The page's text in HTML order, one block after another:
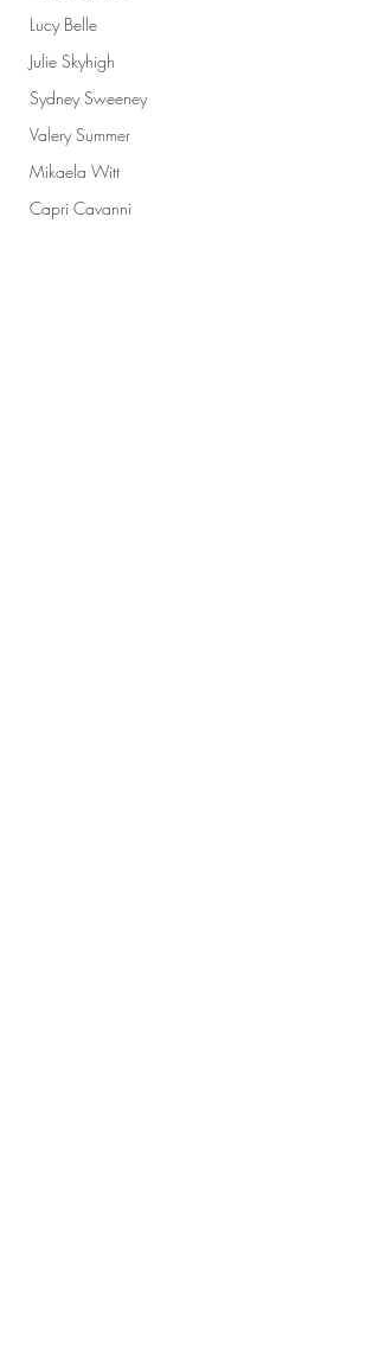
Lucy Belle
Julie Skyhigh
Sydney Sweeney
Valery Summer
Mikaela Witt
Capri Cavanni